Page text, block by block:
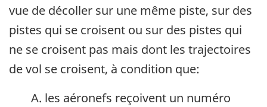
vue de décoller sur une même piste, sur des
pistes qui se croisent ou sur des pistes qui
ne se croisent pas mais dont les trajectoires
de vol se croisent, à condition que:
les aéronefs reçoivent un numéro